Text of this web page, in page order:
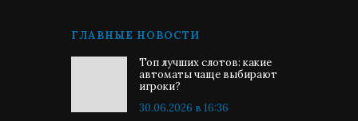
ГЛАВНЫЕ НОВОСТИ
Топ лучших слотов: какие
автоматы чаще выбирают
игроки?
30.06.2026 в 16:36